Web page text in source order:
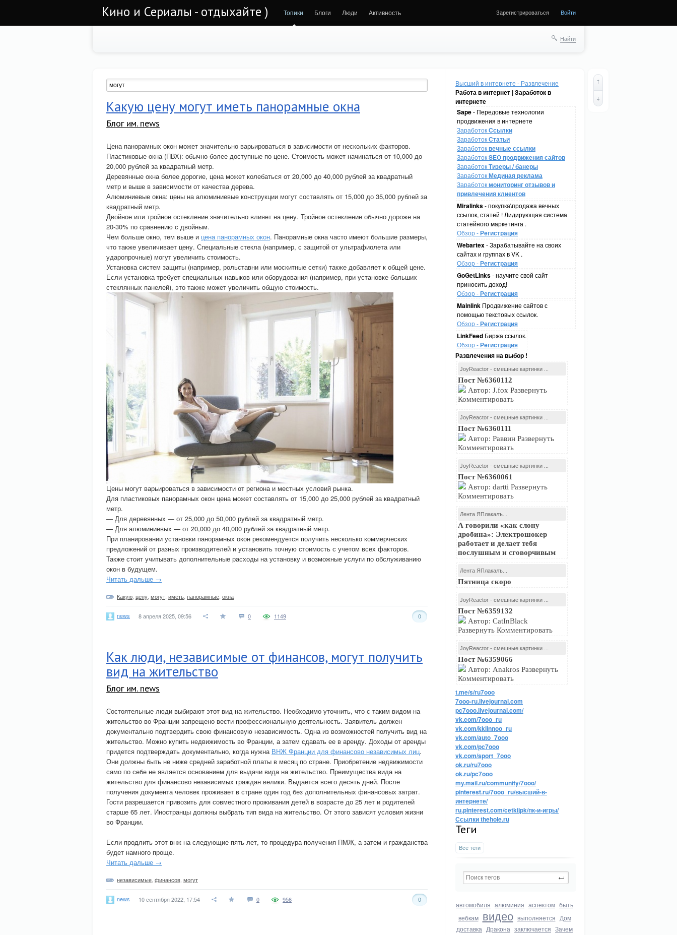
Кино и Сериалы - отдыхайте ) Топики Блоги Люди Активность Зарегистрироваться Войти
Найти
Высший в интернете - Развлечение
Работа в интернет | Заработок в
интернете
Sape- Передовые технологии
продвижения в интернете
ЗаработокСсылки
ЗаработокСтатьи
Заработоквечные ссылки
ЗаработокSEO продвижения сайтов
ЗаработокТизеры / банеры
ЗаработокМединая реклама
Заработокмониторинг отзывов и
привлечения клиентов
Miralinks- покупка\продажа вечных
ссылок, статей ! Лидирующая система
статейного маркетинга .
Обзор -Регистрация
Webartex- Зарабатывайте на своих
сайтах и группах в VK .
Обзор -Регистрация
GoGetLinks- научите свой сайт
приносить доход!
Обзор -Регистрация
Mainlink Продвижение сайтов с
помощью текстовых ссылок.
Обзор -Регистрация
LinkFeed Биржа ссылок.
Обзор -Регистрация
Развлечения на выбор !
JoyReactor - смешные картинки ...
Пост №6360112
Автор: J.fox Развернуть
Комментировать
JoyReactor - смешные картинки ...
Пост №6360111
Автор: Раввин Развернуть
Комментировать
JoyReactor - смешные картинки ...
Пост №6360061
Автор: dartti Развернуть
Комментировать
Лента ЯПлакалъ...
А говорили «как слону
дробина»: Электрошокер
работает и делает тебя
послушным и сговорчивым
Лента ЯПлакалъ...
Пятница скоро
JoyReactor - смешные картинки ...
Пост №6359132
Автор: CatInBlack
Развернуть Комментировать
JoyReactor - смешные картинки ...
Пост №6359066
Автор: Anakros Развернуть
Комментировать
t.me/s/ru7ooo
7ooo-ru.livejournal.com
pc7ooo.livejournal.com/
vk.com/7ooo_ru
vk.com/kkiinnoo_ru
vk.com/auto_7ooo
vk.com/pc7ooo
vk.com/sport_7ooo
ok.ru/ru7ooo
ok.ru/pc7ooo
my.mail.ru/community/7ooo/
pinterest.ru/7ooo_ru/высший-в-
интернете/
ru.pinterest.com/cetkijpk/пк-и-игры/
Ссылки thehole.ru
Теги
Все теги
автомобиля алюминия аспектом быть
вебкам видео выполняется Дом
доставка Дракона заключается Зачем
Какую цену могут иметь панорамные окна
Блог им. news
Цена панорамных окон может значительно варьироваться в зависимости от нескольких факторов.
Пластиковые окна (ПВХ): обычно более доступные по цене. Стоимость может начинаться от 10,000 до
20,000 рублей за квадратный метр.
Деревянные окна более дорогие, цена может колебаться от 20,000 до 40,000 рублей за квадратный
метр и выше в зависимости от качества дерева.
Алюминиевые окна: цены на алюминиевые конструкции могут составлять от 15,000 до 35,000 рублей за
квадратный метр.
Двойное или тройное остекление значительно влияет на цену. Тройное остекление обычно дороже на
20-30% по сравнению с двойным.
Чем больше окно, тем выше и цена панорамных окон. Панорамные окна часто имеют большие размеры,
что также увеличивает цену. Специальные стекла (например, с защитой от ультрафиолета или
ударопрочные) могут увеличить стоимость.
Установка систем защиты (например, рольставни или москитные сетки) также добавляет к общей цене.
Если установка требует специальных навыков или оборудования (например, при установке больших
стеклянных панелей), это также может увеличить общую стоимость.
Цены могут варьироваться в зависимости от региона и местных условий рынка.
Для пластиковых панорамных окон цена может составлять от 15,000 до 25,000 рублей за квадратный
метр.
— Для деревянных — от 25,000 до 50,000 рублей за квадратный метр.
— Для алюминиевых — от 20,000 до 40,000 рублей за квадратный метр.
При планировании установки панорамных окон рекомендуется получить несколько коммерческих
предложений от разных производителей и установить точную стоимость с учетом всех факторов.
Также стоит учитывать дополнительные расходы на установку и возможные услуги по обслуживанию
окон в будущем.
Читать дальше →
Какую цену могут иметь панорамные окна
news 8 апреля 2025, 09:56 0 0
1149
Как люди, независимые от финансов, могут получить
вид на жительство
Блог им. news
Состоятельные люди выбирают этот вид на жительство. Необходимо уточнить, что с таким видом на
жительство во Франции запрещено вести профессиональную деятельность. Заявитель должен
документально подтвердить свою финансовую независимость. Одна из возможностей получить вид на
жительство. Можно купить недвижимость во Франции, а затем сдавать ее в аренду. Доходы от аренды
придется подтверждать документально, когда нужна ВНЖ Франции для финансово независимых лиц.
Они должны быть не ниже средней заработной платы в месяц по стране. Приобретение недвижимости
само по себе не является основанием для выдачи вида на жительство. Преимущества вида на
жительство для финансово независимых граждан велики. Выдается всего десять дней. После
получения документа человек проживает в стране один год без дополнительных финансовых затрат.
Гости разрешается привозить для совместного проживания детей в возрасте до 25 лет и родителей
старше 65 лет. Иностранцы должны выбрать тип вида на жительство. От этого зависят условия жизни
во Франции.
Если продлить этот внж на следующие пять лет, то процедура получения ПМЖ, а затем и гражданства
будет намного проще.
Читать дальше →
независимые финансов могут
news 10 сентября 2022, 17:54 0 0
956